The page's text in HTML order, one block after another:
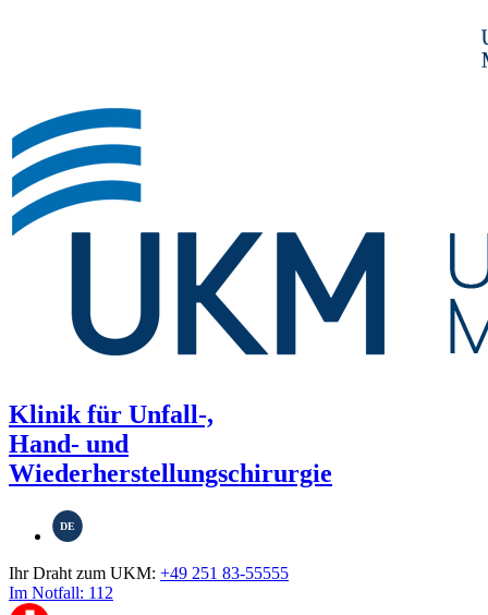
Klinik für Unfall-,
Hand- und
Wiederherstellungschirurgie
DE
Ihr Draht zum UKM: +49 251 83-55555
Im Notfall: 112